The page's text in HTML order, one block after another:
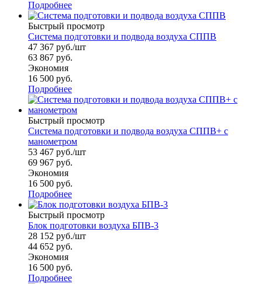
Подробнее
Быстрый просмотр
Система подготовки и подвода воздуха СППВ
47 367 руб./шт
63 867 руб.
Экономия
16 500 руб.
Подробнее
Быстрый просмотр
Система подготовки и подвода воздуха СППВ+ с
манометром
53 467 руб./шт
69 967 руб.
Экономия
16 500 руб.
Подробнее
Быстрый просмотр
Блок подготовки воздуха БПВ-3
28 152 руб./шт
44 652 руб.
Экономия
16 500 руб.
Подробнее